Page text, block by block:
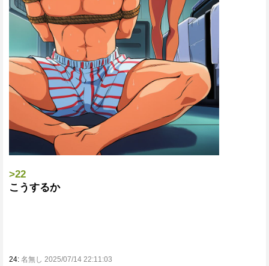
>22
こうするか
24: 名無し 2025/07/14 22:11:03